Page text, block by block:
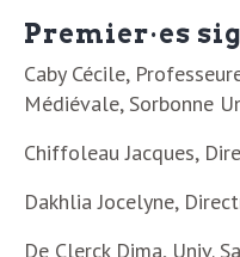
Premier·es
Caby Cécile,
Médiévale, Sorbonne
Chiffoleau Jacques,
Dakhlia Jocelyne,
De Clerck Dima, Univ.